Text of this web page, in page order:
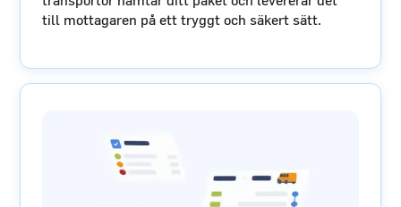
till mottagaren på ett tryggt och säkert sätt.